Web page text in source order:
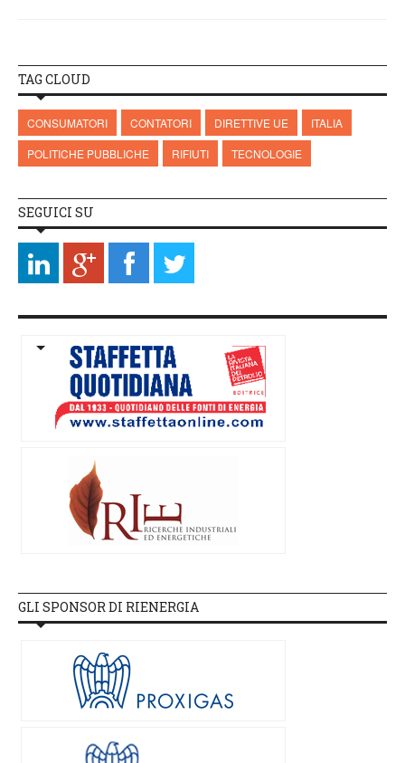
TAG CLOUD
CONSUMATORI CONTATORI DIRETTIVE UE
ITALIA
POLITICHE PUBBLICHE
RIFIUTI TECNOLOGIE
SEGUICI SU
GLI SPONSOR DI RIENERGIA